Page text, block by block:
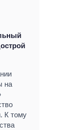
на
К тому